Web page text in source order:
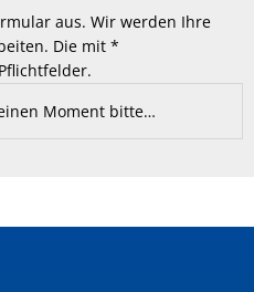
aus. Wir werden Ihre
Die mit *
Moment bitte…